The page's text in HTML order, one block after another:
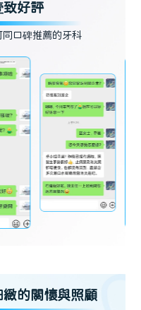
致好評
口碑推薦的牙科
的關懷與照顧